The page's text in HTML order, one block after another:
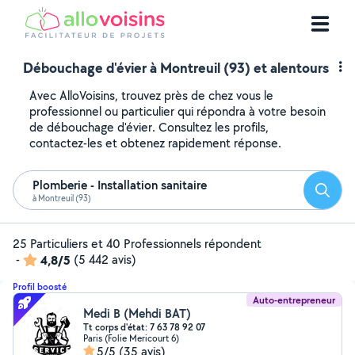
Débouchage d'évier à Montreuil (93) et alentours
Avec AlloVoisins, trouvez près de chez vous le
professionnel ou particulier qui répondra à votre besoin
de débouchage d'évier. Consultez les profils,
contactez-les et obtenez rapidement réponse.
Plomberie - Installation sanitaire
à Montreuil (93)
25 Particuliers et 40 Professionnels répondent
-
4,8/5 (5 442 avis)
Profil boosté
Auto-entrepreneur
Medi B (Mehdi BAT)
Tt corps d'état: 7 63 78 92 07
Paris (Folie Mericourt 6)
5/5 (35 avis)